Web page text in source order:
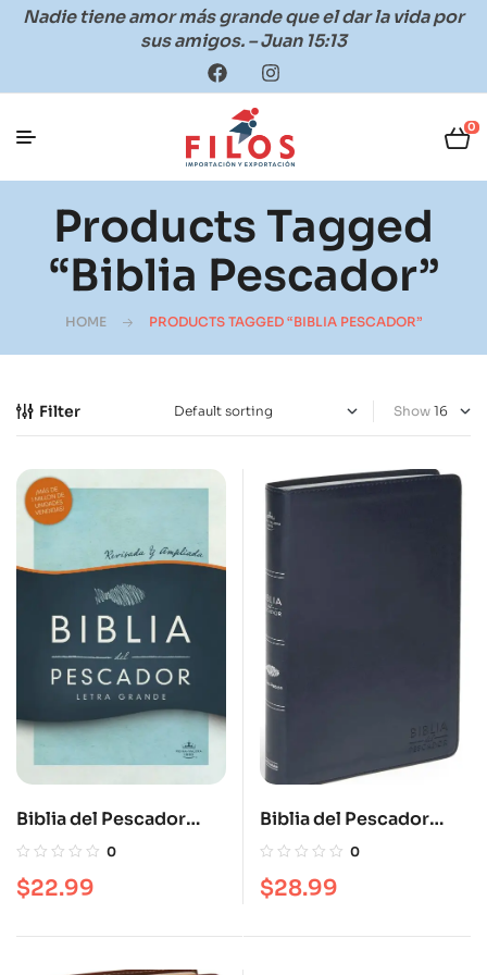
Nadie tiene amor más grande que el dar la vida por
sus amigos. – Juan 15:13
0
Products Tagged
“biblia Pescador”
HOME PRODUCTS TAGGED “BIBLIA PESCADOR”
Filter Show
Biblia del Pescador
Letra Grande
0
$22.99
Biblia del Pescador
letra grande, azul símil
0
$28.99